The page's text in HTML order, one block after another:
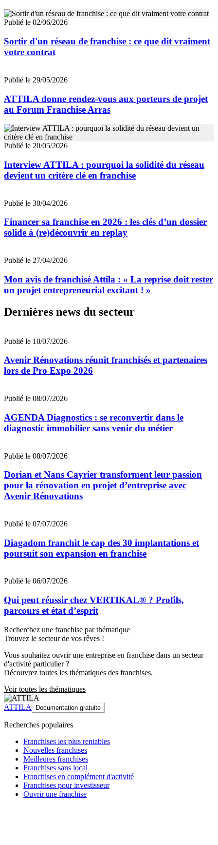
Publié le 02/06/2026
Sortir d'un réseau de franchise : ce que dit vraiment
votre contrat
Publié le 29/05/2026
ATTILA donne rendez-vous aux porteurs de projet
au Forum Franchise Arras
Publié le 20/05/2026
Interview ATTILA : pourquoi la solidité du réseau
devient un critère clé en franchise
Publié le 30/04/2026
Financer sa franchise en 2026 : les clés d’un dossier
solide à (re)découvrir en replay
Publié le 27/04/2026
Mon avis de franchisé Attila : « La reprise doit rester
un projet entrepreneurial excitant ! »
Dernières news du secteur
Publié le 10/07/2026
Avenir Rénovations réunit franchisés et partenaires
lors de Pro Expo 2026
Publié le 08/07/2026
AGENDA Diagnostics : se reconvertir dans le
diagnostic immobilier sans venir du métier
Publié le 08/07/2026
Dorian et Nans Cayrier transforment leur passion
pour la rénovation en projet d’entreprise avec
Avenir Rénovations
Publié le 07/07/2026
Diagadom franchit le cap des 30 implantations et
poursuit son expansion en franchise
Publié le 06/07/2026
Qui peut réussir chez VERTIKAL® ? Profils,
parcours et état d’esprit
Recherchez une franchise par thématique
Trouvez le secteur de vos rêves !
Vous souhaitez ouvrir une entreprise en franchise dans un secteur
d'activité particulier ?
Découvrez toutes les thématiques des franchises.
Voir toutes les thématiques
ATTILA Documentation gratuite
Recherches populaires
Franchises les plus rentables
Nouvelles franchises
Meilleures franchises
Franchises sans local
Franchises en complément d'activité
Franchises pour investisseur
Ouvrir une franchise